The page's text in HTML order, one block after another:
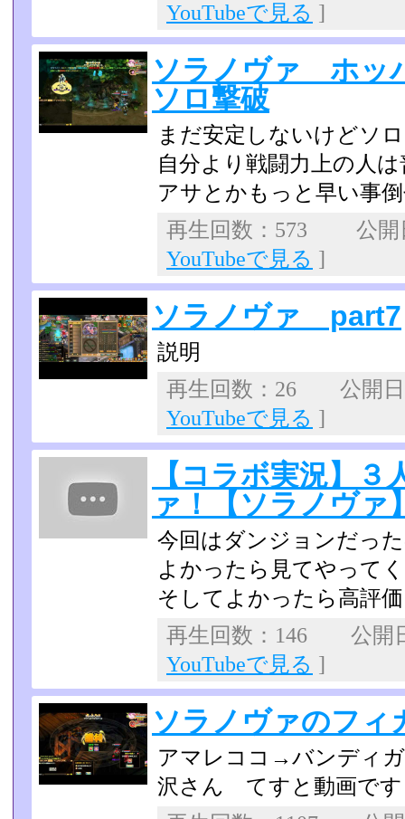
YouTubeで見る ]
ソラノヴァ ホッ
ソロ撃破
まだ安定しないけどソ
自分より戦闘力上の人
アサとかもっと早い事
再生回数：573 公
YouTubeで見る ]
ソラノヴァ part7
説明
再生回数：26 公開
YouTubeで見る ]
【コラボ実況】
ァ！【ソラノヴァ
今回はダンジョンだっ
よかったら見てやって
そしてよかったら高評
再生回数：146 公開
YouTubeで見る ]
ソラノヴァのフィ
アマレココ→バンディ
沢さん てすと動画で